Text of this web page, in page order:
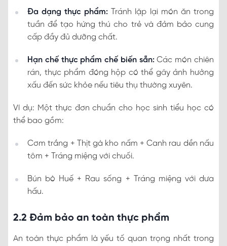
Đa dạng thực phẩm: Tránh lặp lại món ăn trong
tuần để tạo hứng thú cho trẻ và đảm bảo cung
cấp đầy đủ dưỡng chất.
Hạn chế thực phẩm chế biến sẵn:Các món chiên
rán, thực phẩm đóng hộp có thể gây ảnh hưởng
xấu đến sức khỏe nếu tiêu thụ thường xuyên.
Ví dụ: Một thực đơn chuẩn cho học sinh tiểu học có
thể bao gồm:
Cơm trắng + Thịt gà kho nấm + Canh rau dền nấu
tôm + Tráng miệng với chuối.
Bún bò Huế + Rau sống + Tráng miệng với dưa
hấu.
2.2 Đảm bảo an toàn thực phẩm
An toàn thực phẩm là yếu tố quan trọng nhất trong